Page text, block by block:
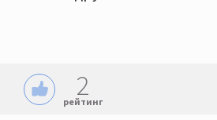
2
рейтинг